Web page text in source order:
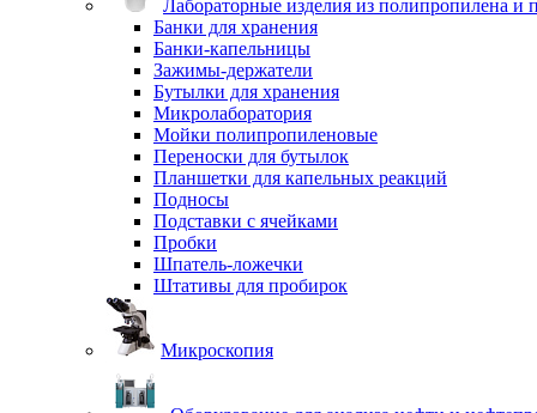
Лабораторные изделия из полипропилена и
Банки для хранения
Банки-капельницы
Зажимы-держатели
Бутылки для хранения
Микролаборатория
Мойки полипропиленовые
Переноски для бутылок
Планшетки для капельных реакций
Подносы
Подставки с ячейками
Пробки
Шпатель-ложечки
Штативы для пробирок
Микроскопия